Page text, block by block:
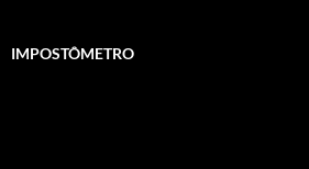
IMPOSTÔMETRO